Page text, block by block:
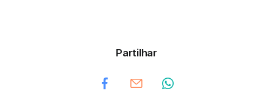
Partilhar